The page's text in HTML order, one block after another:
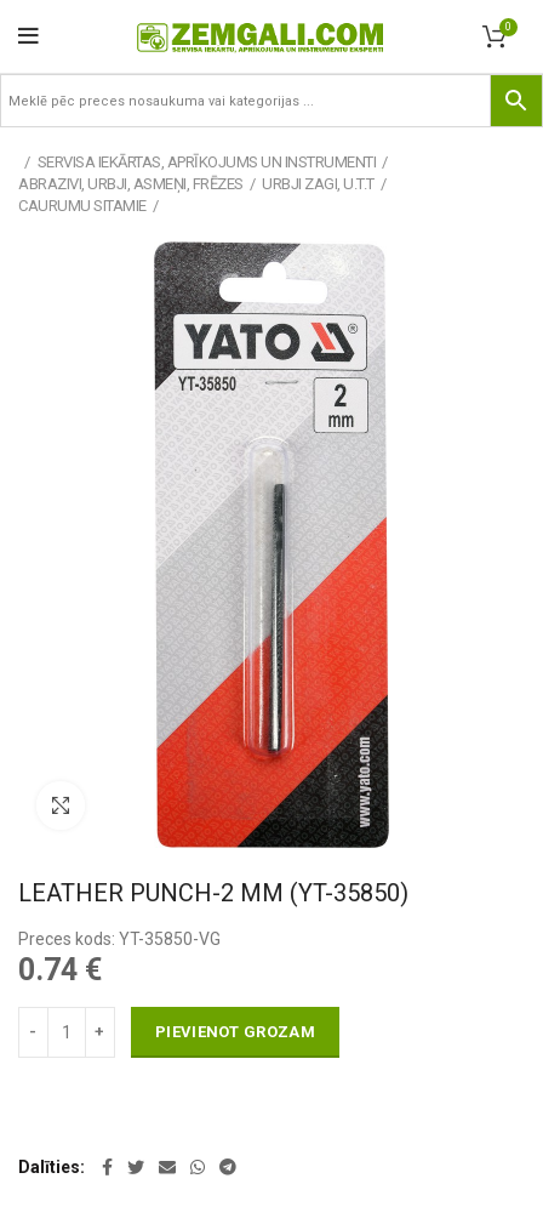
0
SERVISA IEKĀRTAS, APRĪKOJUMS UN INSTRUMENTI
ABRAZIVI, URBJI, ASMEŅI, FRĒZES
URBJI ZAGI, U.T.T
CAURUMU SITAMIE
Pietuvināt
LEATHER PUNCH-2 MM (YT-35850)
Preces kods: YT-35850-VG
0.74 €
PIEVIENOT GROZAM
Dalīties